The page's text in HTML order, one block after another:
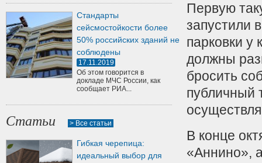
Стандарты
сейсмостойкости более
50% российских зданий не
соблюдены
17.11.2019
Об этом говорится в
докладе МЧС России, как
сообщает РИА...
Статьи > Все статьи
Гибкая черепица:
идеальный выбор для
Первую
запустили
парковки у
должны
бросить
публичный
В конце
«Аннино»,